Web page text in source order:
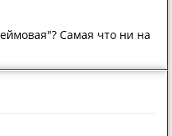
Самая что ни на